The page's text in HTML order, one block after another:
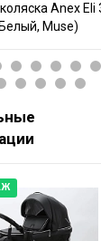
Anex Eli
Muse)
490Р